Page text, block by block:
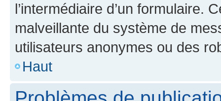
l’intermédiaire d’un formulaire.
malveillante du système de
utilisateurs anonymes ou des
Haut